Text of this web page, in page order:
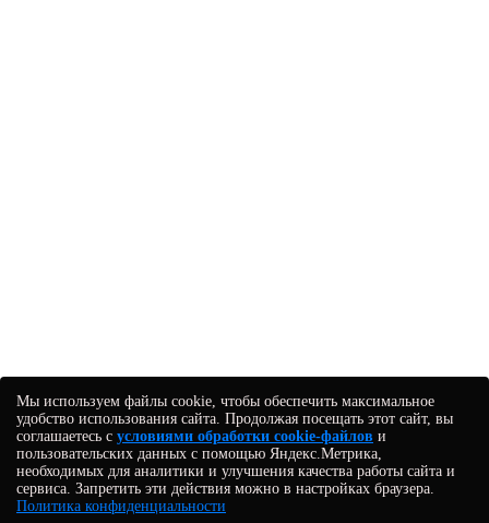
Мы используем файлы cookie, чтобы обеспечить максимальное
удобство использования сайта. Продолжая посещать этот сайт, вы
соглашаетесь с условиями обработки cookie-файлов и
пользовательских данных с помощью Яндекс.Метрика,
необходимых для аналитики и улучшения качества работы сайта и
сервиса. Запретить эти действия можно в настройках браузера.
Политика конфиденциальности